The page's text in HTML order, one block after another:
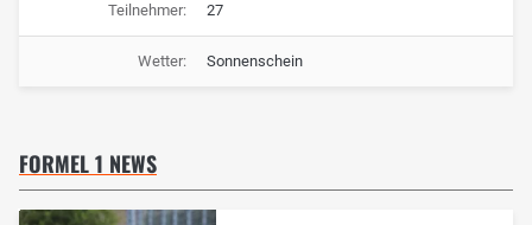
Teilnehmer: 27
Wetter: Sonnenschein
FORMEL 1 NEWS